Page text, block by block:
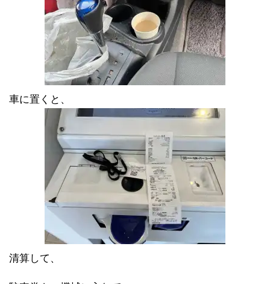
車に置くと、
清算して、